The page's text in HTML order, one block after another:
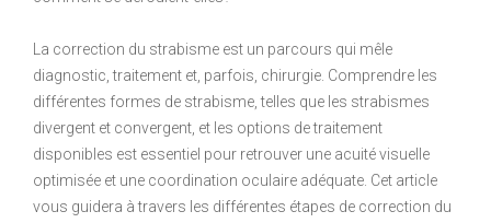
La correction du strabisme est un parcours qui mêle
diagnostic, traitement et, parfois, chirurgie. Comprendre les
différentes formes de strabisme, telles que les strabismes
divergent et convergent, et les options de traitement
disponibles est essentiel pour retrouver une acuité visuelle
optimisée et une coordination oculaire adéquate. Cet article
vous guidera à travers les différentes étapes de correction du